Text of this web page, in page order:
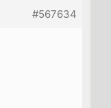
#567634